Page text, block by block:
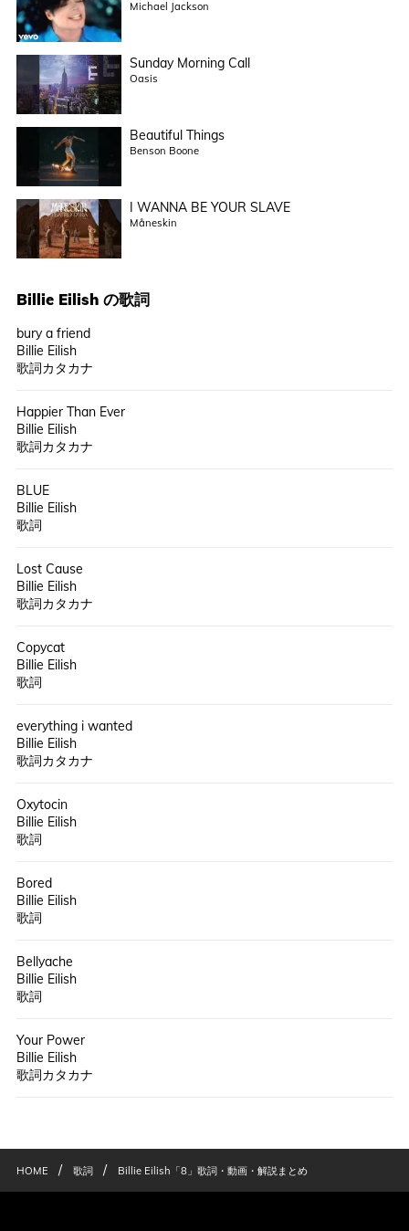
Michael Jackson
Sunday Morning Call
Oasis
Beautiful Things
Benson Boone
I WANNA BE YOUR SLAVE
Måneskin
Billie Eilishの歌詞
bury a friend
Billie Eilish
歌詞カタカナ
Happier Than Ever
Billie Eilish
歌詞カタカナ
BLUE
Billie Eilish
歌詞
Lost Cause
Billie Eilish
歌詞カタカナ
Copycat
Billie Eilish
歌詞
everything i wanted
Billie Eilish
歌詞カタカナ
Oxytocin
Billie Eilish
歌詞
Bored
Billie Eilish
歌詞
Bellyache
Billie Eilish
歌詞
Your Power
Billie Eilish
歌詞カタカナ
HOME / 歌詞 / Billie Eilish「8」歌詞・動画・解説まとめ